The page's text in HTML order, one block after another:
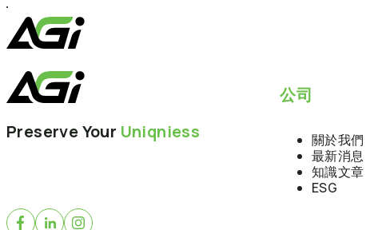
跳
至
主
容
Preserve Your Uniqniess
公司
關於我們
最新消息
知識文章
ESG